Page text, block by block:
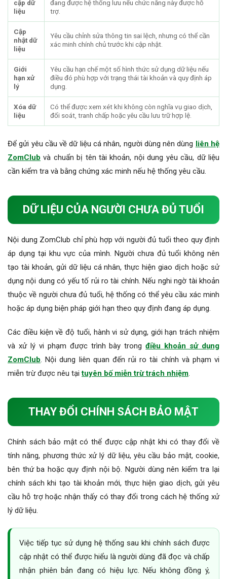
cập dữ
liệu
đang được hệ thống lưu nếu chức năng này được hỗ
trợ.
Cập
nhật dữ
liệu
Yêu cầu chỉnh sửa thông tin sai lệch, nhưng có thể cần
xác minh chính chủ trước khi cập nhật.
Giới
hạn xử
lý
Yêu cầu hạn chế một số hình thức sử dụng dữ liệu nếu
điều đó phù hợp với trạng thái tài khoản và quy định áp
dụng.
Xóa dữ
liệu
Có thể được xem xét khi không còn nghĩa vụ giao dịch,
đối soát, tranh chấp hoặc yêu cầu lưu trữ hợp lệ.
Để gửi yêu cầu về dữ liệu cá nhân, người dùng nên dùng liên hệ
ZomClub và chuẩn bị tên tài khoản, nội dung yêu cầu, dữ liệu
cần kiểm tra và bằng chứng xác minh nếu hệ thống yêu cầu.
DỮ LIỆU CỦA NGƯỜI CHƯA ĐỦ TUỔI
Nội dung ZomClub chỉ phù hợp với người đủ tuổi theo quy định
áp dụng tại khu vực của mình. Người chưa đủ tuổi không nên
tạo tài khoản, gửi dữ liệu cá nhân, thực hiện giao dịch hoặc sử
dụng nội dung có yếu tố rủi ro tài chính. Nếu nghi ngờ tài khoản
thuộc về người chưa đủ tuổi, hệ thống có thể yêu cầu xác minh
hoặc áp dụng biện pháp giới hạn theo quy định đang áp dụng.
Các điều kiện về độ tuổi, hành vi sử dụng, giới hạn trách nhiệm
và xử lý vi phạm được trình bày trongđiều khoản sử dụng
ZomClub . Nội dung liên quan đến rủi ro tài chính và phạm vi
miễn trừ được nêu tạituyên bố miễn trừ trách nhiệm
THAY ĐỔI CHÍNH SÁCH BẢO MẬT
Chính sách bảo mật có thể được cập nhật khi có thay đổi về
tính năng, phương thức xử lý dữ liệu, yêu cầu bảo mật, cookie,
bên thứ ba hoặc quy định nội bộ. Người dùng nên kiểm tra lại
chính sách khi tạo tài khoản mới, thực hiện giao dịch, gửi yêu
cầu hỗ trợ hoặc nhận thấy có thay đổi trong cách hệ thống xử
lý dữ liệu.
Việc tiếp tục sử dụng hệ thống sau khi chính sách được
cập nhật có thể được hiểu là người dùng đã đọc và chấp
nhận phiên bản đang có hiệu lực. Nếu không đồng ý,